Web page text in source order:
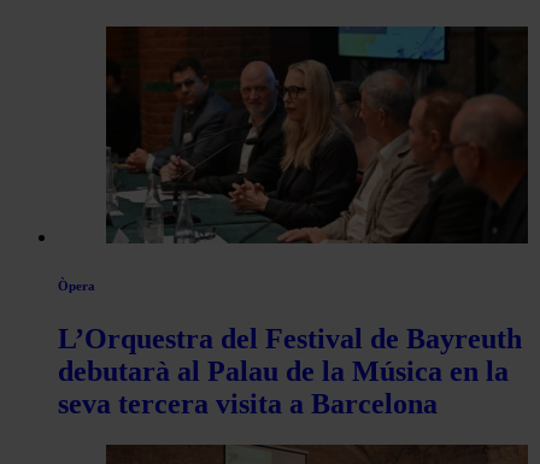
Òpera
L’Orquestra del Festival de Bayreuth
debutarà al Palau de la Música en la
seva tercera visita a Barcelona